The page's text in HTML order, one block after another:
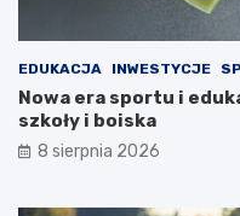
EDUKACJA INWESTYCJE
Nowa era sportu i
szkoły i boiska
8 sierpnia 2026